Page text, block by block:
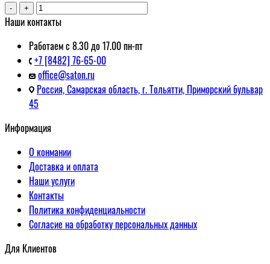
- +
Наши контакты
Работаем с 8.30 до 17.00 пн-пт
+7 [8482] 76-65-00
office@saton.ru
Россия, Самарская область, г. Тольятти, Приморский бульвар
45
Информация
О конмании
Доставка и оплата
Наши услуги
Контакты
Политика конфиденциальности
Согласие на обработку персональных данных
Для Клиентов